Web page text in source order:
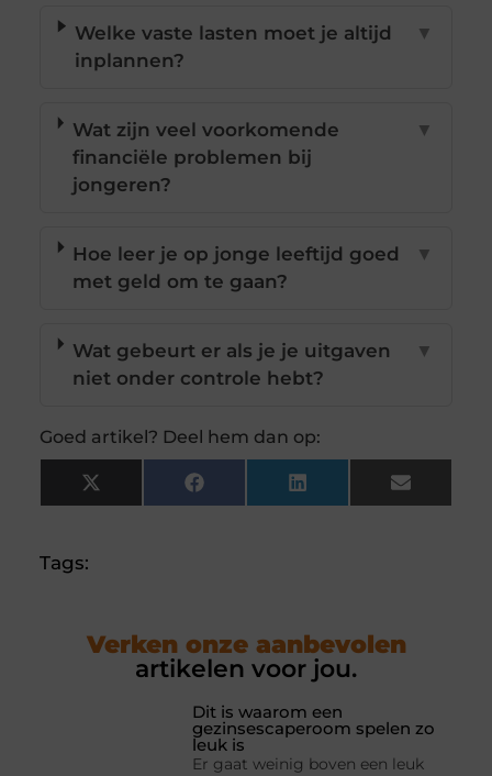
Welke vaste lasten moet je altijd
inplannen?
▼
Wat zijn veel voorkomende
financiële problemen bij
jongeren?
▼
Hoe leer je op jonge leeftijd goed
met geld om te gaan?
▼
Wat gebeurt er als je je uitgaven
niet onder controle hebt?
▼
Goed artikel? Deel hem dan op:
X
(Twitter)
Facebook LinkedIn Email
Tags:
Verken onze aanbevolen
artikelen voor jou.
Dit is waarom een
gezinsescaperoom spelen zo
leuk is
Er gaat weinig boven een leuk